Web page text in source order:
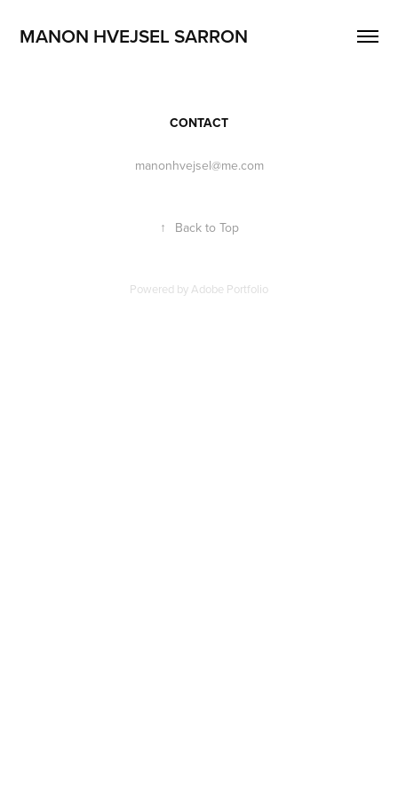
MANON HVEJSEL SARRON
CONTACT
manonhvejsel@me.com
↑ Back to Top
Powered byAdobe Portfolio